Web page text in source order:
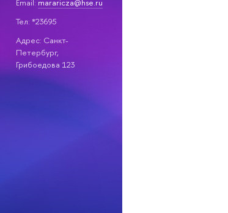
Email: mararicza@hse.ru
Тел: *23695
Адрес: Санкт-
Петербург,
Грибоедова 123